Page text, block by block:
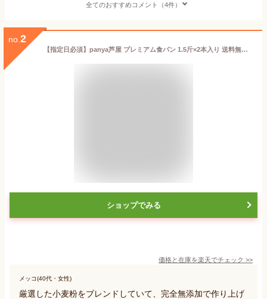
全てのおすすめコメント（4件）
no. 2
【指定日必須】panya芦屋 プレミアム食パン 1.5斤×2本入り 送料無料 パン 食パン 芦屋 人気 無添加 高級食パン 卵不使用 低温長時間熟成 あしや お取り寄せ
ショップでみる
価格と在庫を楽天でチェック >>
メッコ(40代・女性)
厳選した小麦粉をブレンドしていて、完全無添加で作り上げ